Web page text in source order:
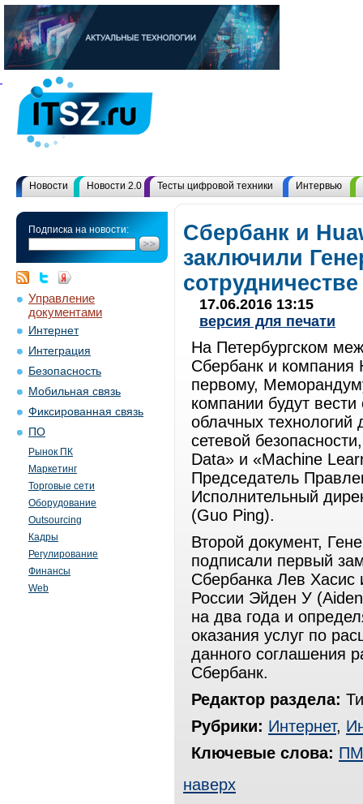
Новости Новости 2.0 Тесты цифровой техники Интервью
Подписка на новости:
Управление
документами
Интернет
Интеграция
Безопасность
Мобильная связь
Фиксированная связь
ПО
Рынок ПК
Маркетинг
Торговые сети
Оборудование
Outsourcing
Кадры
Регулирование
Финансы
Web
Сбербанк и
заключили
сотрудничестве
17.06.2016 13:15
версия для печати
На Петербургском
Сбербанк и компания
первому,
компании будут
облачных
сетевой
Data» и «Machine
Председатель
Исполнительный
(Guo Ping).
Второй документ,
подписали первый
Сбербанка Лев Хасис
России Эйден У
на два года и
оказания услуг по
данного соглашения
Сбербанк.
Редактор раздела:
Рубрики: Интернет,
Ключевые слова:
наверх